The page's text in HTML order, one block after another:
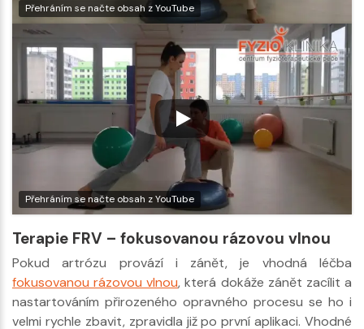
Přehráním se načte obsah z YouTube
Přehráním se načte obsah z YouTube
Terapie FRV – fokusovanou rázovou vlnou
Pokud artrózu provází i zánět, je vhodná léčba
fokusovanou rázovou vlnou, která dokáže zánět zacílit a
nastartováním přirozeného opravného procesu se ho i
velmi rychle zbavit, zpravidla již po první aplikaci. Vhodné